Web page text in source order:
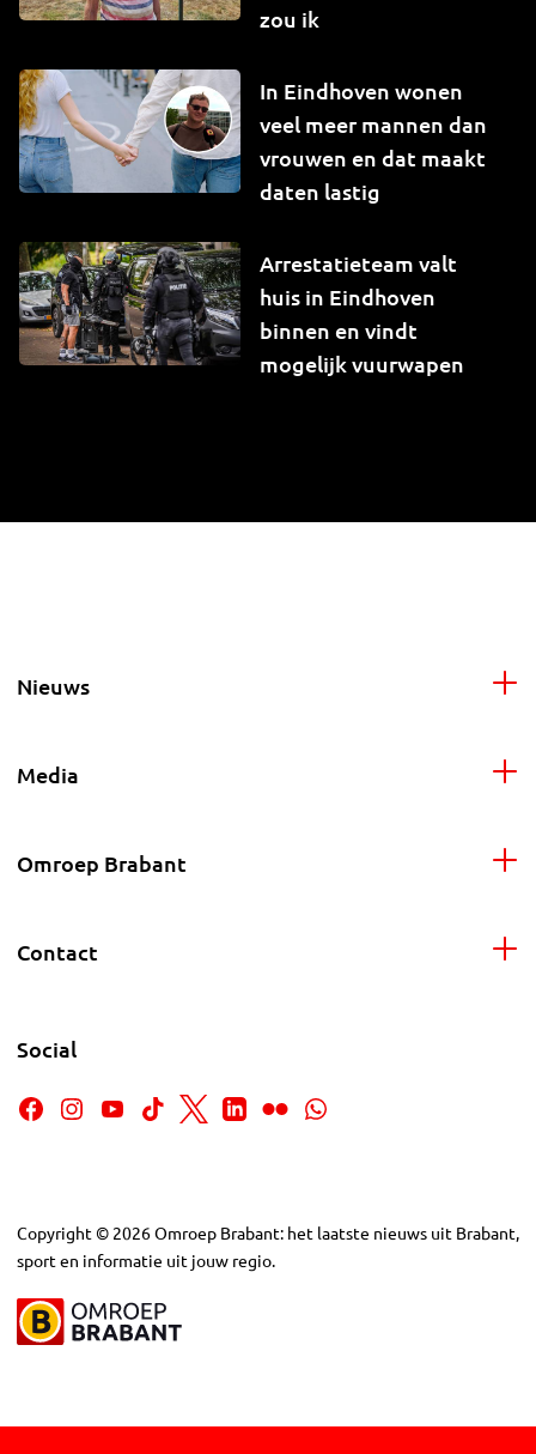
zou ik
In Eindhoven wonen
veel meer mannen dan
vrouwen en dat maakt
daten lastig
Arrestatieteam valt
huis in Eindhoven
binnen en vindt
mogelijk vuurwapen
Nieuws
Media
Omroep Brabant
Contact
Social
Copyright © 2026Omroep Brabant: het laatste nieuws uit Brabant,
sport en informatie uit jouw regio.